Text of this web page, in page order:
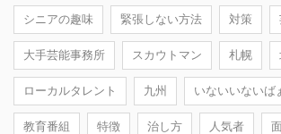
シニアの趣味 緊張しない方法 対策
大手芸能事務所 スカウトマン 札幌
ローカルタレント 九州 いないいないば
教育番組 特徴 治し方 人気者